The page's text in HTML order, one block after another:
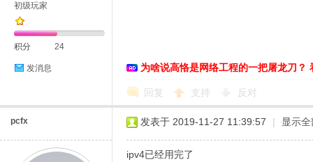
初级玩家
积分 24
发消息 为啥说高恪是网络工程的一把屠龙刀？
回复 支持 反对
pcfx 发表于 2019-11-27 11:39:57 | 显示
ipv4已经用完了